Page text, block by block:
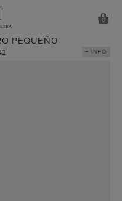
0
PEQUEÑO
+ INFO